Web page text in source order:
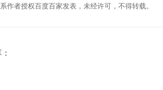
作者授权百度百家发表，未经许可，不得转载。